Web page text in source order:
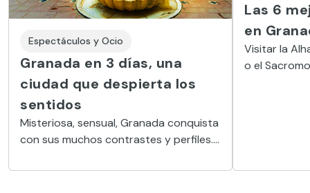
Espectáculos y Ocio
Granada en 3 días, una
ciudad que despierta los
sentidos
Misteriosa, sensual, Granada conquista
con sus muchos contrastes y perfiles.
histórica y monumental, con la
Las 6
en
Visitar la
o el